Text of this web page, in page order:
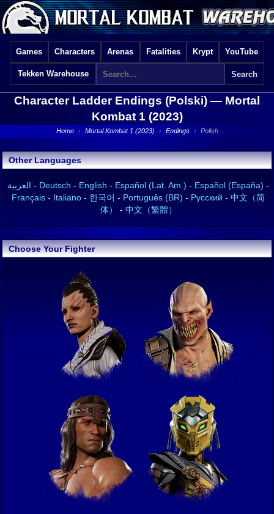
Games Characters Arenas Fatalities Krypt YouTube
Tekken Warehouse
Character Ladder Endings (Polski) — Mortal
Kombat 1 (2023)
Home › Mortal Kombat 1 (2023) › Endings › Polish
Other Languages
العربية - Deutsch - English - Español (Lat. Am.) - Español (España) -
Français - Italiano - 한국어 - Português (BR) - Русский - 中文（简
体）
- 中文（繁體）
Choose Your Fighter